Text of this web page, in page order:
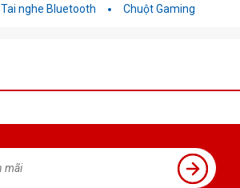
Tai nghe Bluetooth Chuột Gaming